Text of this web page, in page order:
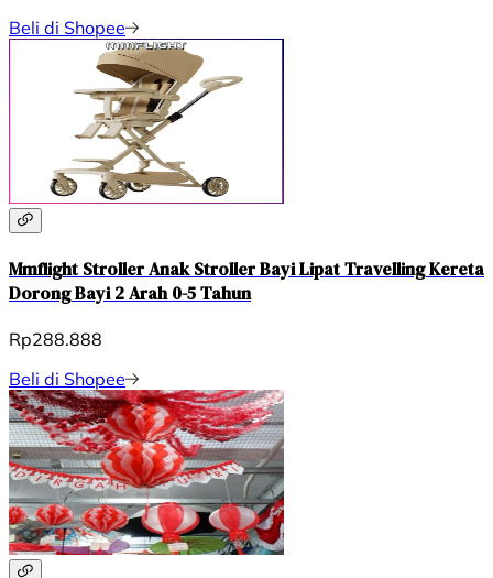
Beli di Shopee
Mmflight Stroller Anak Stroller Bayi Lipat Travelling Kereta
Dorong Bayi 2 Arah 0-5 Tahun
Rp288.888
Beli di Shopee